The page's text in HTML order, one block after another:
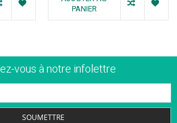
PANIER
vous à notre infolettre
SOUMETTRE